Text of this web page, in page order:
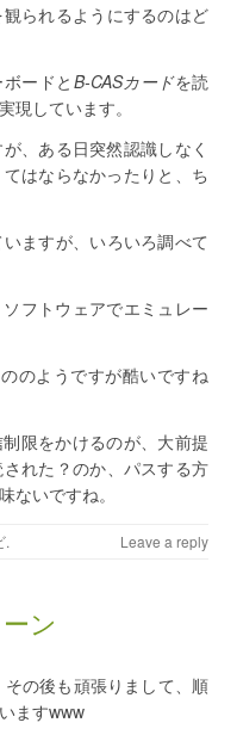
られるようにするのはど
ードと B-CASカードを読
現しています。
、ある日突然認識しなく
はならなかったりと、ち
ますが、いろいろ調べて
フトウェアでエミュレー
のようですが酷いですね
限をかけるのが、大前提
れた？のか、パスする方
ないですね。
. Leave a reply
ン
その後も頑張りまして、順
ますwww